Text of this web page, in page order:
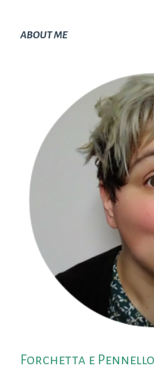
ABOUT ME
Forchetta e Pennello